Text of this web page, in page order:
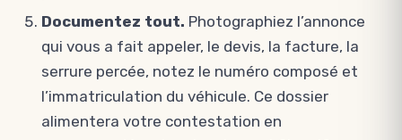
Documentez tout. Photographiez l’annonce
qui vous a fait appeler, le devis, la facture, la
serrure percée, notez le numéro composé et
l’immatriculation du véhicule. Ce dossier
alimentera votre contestation en